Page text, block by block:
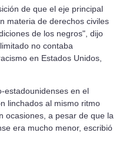
de que el eje principal
materia de derechos civiles
de los negros", dijo
no contaba
en Estados Unidos,
estadounidenses en el
linchados al mismo ritmo
ocasiones, a pesar de que la
era mucho menor, escribió